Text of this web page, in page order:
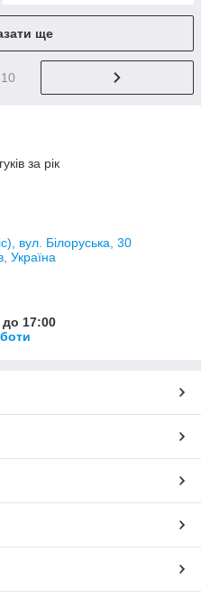
ще
за рік
вул. Білоруська, 30
Україна
до 17:00